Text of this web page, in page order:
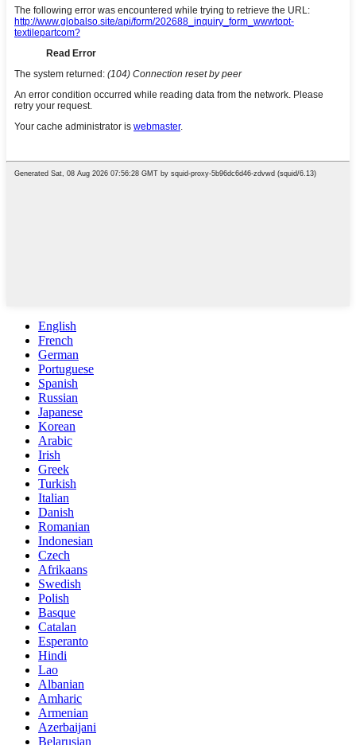
English
French
German
Portuguese
Spanish
Russian
Japanese
Korean
Arabic
Irish
Greek
Turkish
Italian
Danish
Romanian
Indonesian
Czech
Afrikaans
Swedish
Polish
Basque
Catalan
Esperanto
Hindi
Lao
Albanian
Amharic
Armenian
Azerbaijani
Belarusian